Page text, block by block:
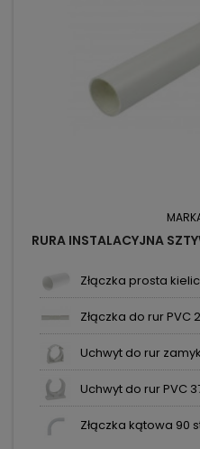
RURA INSTALACYJNA
Złączka prosta
Złączka do rur PVC
Uchwyt do rur
Uchwyt do rur PVC
Złączka kątowa 90